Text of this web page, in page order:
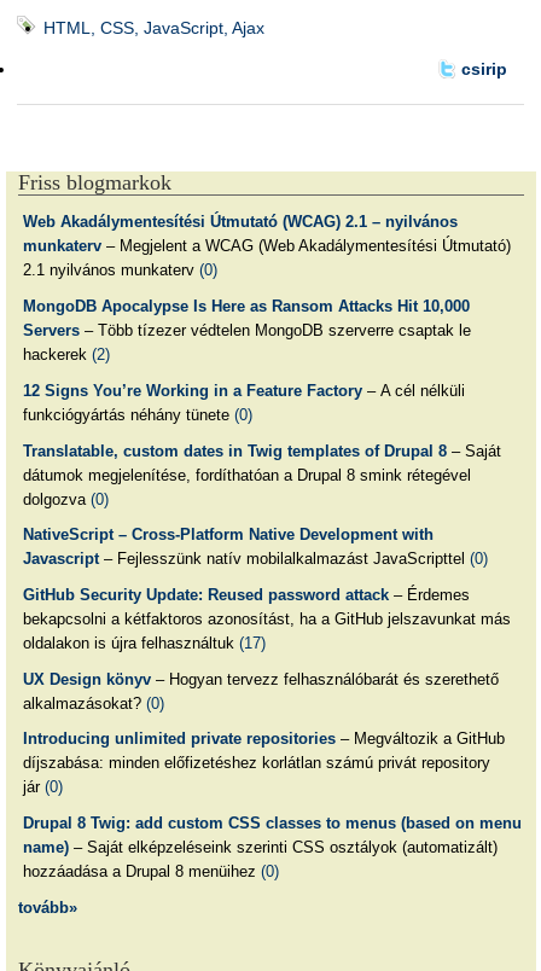
HTML, CSS, JavaScript, Ajax
csirip
Friss blogmarkok
Web Akadálymentesítési Útmutató (WCAG) 2.1 – nyilvános
munkaterv– Megjelent a WCAG (Web Akadálymentesítési Útmutató)
2.1 nyilvános munkaterv (0)
MongoDB Apocalypse Is Here as Ransom Attacks Hit 10,000
Servers– Több tízezer védtelen MongoDB szerverre csaptak le
hackerek (2)
12 Signs You’re Working in a Feature Factory– A cél nélküli
funkciógyártás néhány tünete (0)
Translatable, custom dates in Twig templates of Drupal 8– Saját
dátumok megjelenítése, fordíthatóan a Drupal 8 smink rétegével
dolgozva (0)
NativeScript – Cross-Platform Native Development with
Javascript– Fejlesszünk natív mobilalkalmazást JavaScripttel (0)
GitHub Security Update: Reused password attack– Érdemes
bekapcsolni a kétfaktoros azonosítást, ha a GitHub jelszavunkat más
oldalakon is újra felhasználtuk (17)
UX Design könyv– Hogyan tervezz felhasználóbarát és szerethető
alkalmazásokat? (0)
Introducing unlimited private repositories– Megváltozik a GitHub
díjszabása: minden előfizetéshez korlátlan számú privát repository
jár (0)
Drupal 8 Twig: add custom CSS classes to menus (based on menu
name)– Saját elképzeléseink szerinti CSS osztályok (automatizált)
hozzáadása a Drupal 8 menüihez (0)
tovább»